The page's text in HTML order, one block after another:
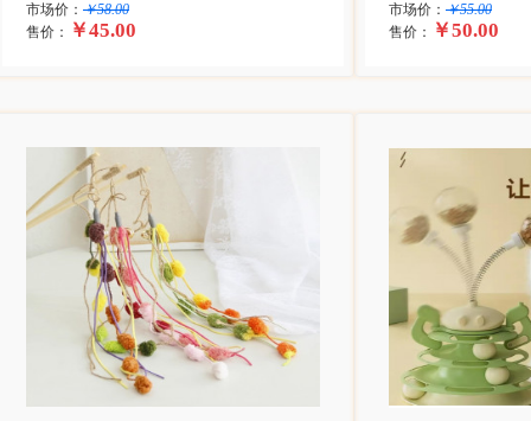
市场价： ￥58.00
售价：
￥45.00
市场价： ￥55.00
售价：
￥50.00